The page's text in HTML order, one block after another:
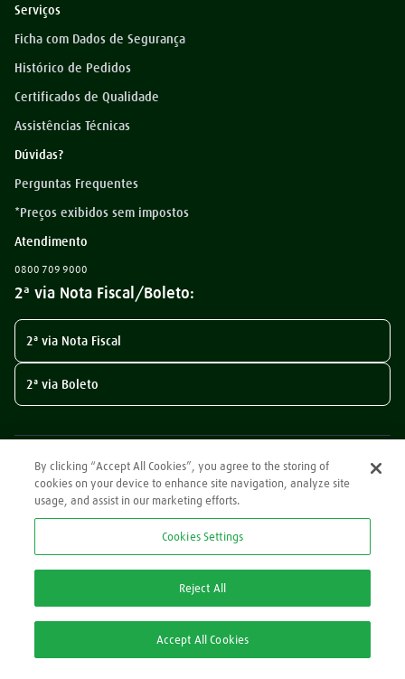
Serviços
Ficha com Dados de Segurança
Histórico de Pedidos
Certificados de Qualidade
Assistências Técnicas
Dúvidas?
Perguntas Frequentes
*Preços exibidos sem impostos
Atendimento
0800 709 9000
2ª via Nota Fiscal/Boleto:
2ª via Nota Fiscal
2ª via Boleto
Pague com
By clicking “Accept All Cookies”, you agree to the storing of
cookies on your device to enhance site navigation, analyze site
usage, and assist in our marketing efforts.
Cookies Settings
Reject All
Accept All Cookies